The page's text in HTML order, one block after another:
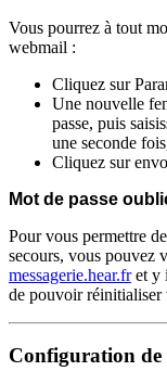
Vous pourrez à tout
webmail :
Cliquez sur
Une nouvelle
passe, puis
une seconde
Cliquez sur
Mot de passe
Pour vous permettre
secours, vous pouvez
messagerie.hear.fret y
de pouvoir réinitialiser
Configuration de